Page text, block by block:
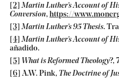
[2]
Martin Luther’s Account of
Conversion, https://
[3] Martin Luther’s 95 Thesis.
[4] Martin Luther’s Account of
añadido.
[5]
What is Reformed Theology?,
[6]
A.W. Pink, TheDoctrine of